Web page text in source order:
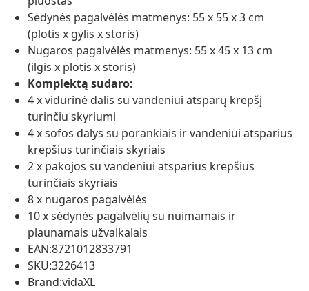
Sėdynės pagalvėlės matmenys: 55 x 55 x 3 cm
(plotis x gylis x storis)
Nugaros pagalvėlės matmenys: 55 x 45 x 13 cm
(ilgis x plotis x storis)
Komplektą sudaro:
4 x vidurinė dalis su vandeniui atsparų krepšį
turinčiu skyriumi
4 x sofos dalys su porankiais ir vandeniui atsparius
krepšius turinčiais skyriais
2 x pakojos su vandeniui atsparius krepšius
turinčiais skyriais
8 x nugaros pagalvėlės
10 x sėdynės pagalvėlių su nuimamais ir
plaunamais užvalkalais
EAN:8721012833791
SKU:3226413
Brand:vidaXL